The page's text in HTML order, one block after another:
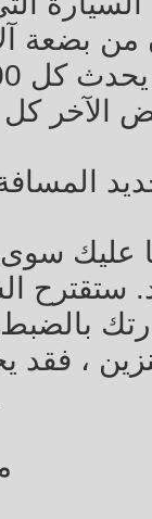
عليك
ستقترح
، فقد